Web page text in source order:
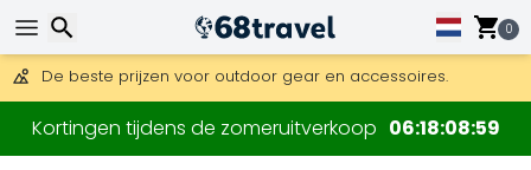
0
DHL Express is ook beschikbaar.
30 dagen retour, 90 dagen voor houten kaarten en
De beste prijzen voor outdoor gear en accessoires.
Kortingen tijdens de zomeruitverkoop 06180859
Zoeken